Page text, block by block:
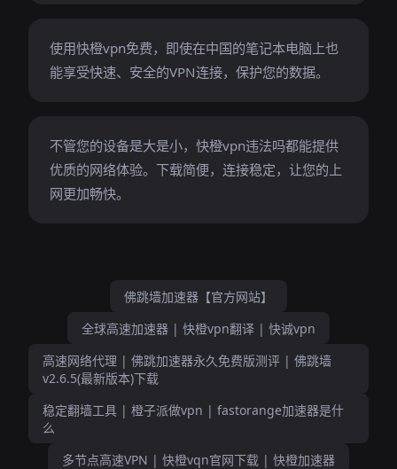
使用快橙vpn免费，即使在中国的笔记本电脑上也
能享受快速、安全的VPN连接，保护您的数据。
不管您的设备是大是小，快橙vpn违法吗都能提供
优质的网络体验。下载简便，连接稳定，让您的上
网更加畅快。
佛跳墙加速器【官方网站】
全球高速加速器 | 快橙vpn翻译 | 快诚vpn
高速网络代理 | 佛跳加速器永久免费版测评 | 佛跳墙
v2.6.5(最新版本)下载
稳定翻墙工具 | 橙子派做vpn | fastorange加速器是什
么
多节点高速VPN | 快橙vqn官网下载 | 快橙加速器